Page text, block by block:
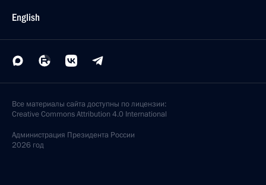
English
Все материалы сайта доступны по лицензии:
Creative Commons Attribution 4.0 International
Администрация Президента России
2026 год